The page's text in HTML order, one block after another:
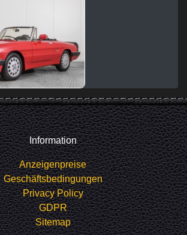
Information
Anzeigenpreise
Geschäftsbedingungen
Privacy Policy
GDPR
Sitemap